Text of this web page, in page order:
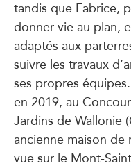
tandis que Fabrice,
donner vie au plan,
adaptés aux
suivre les travaux
ses propres
en 2019, au
Jardins de Wallonie
ancienne maison de
vue sur le Mont-